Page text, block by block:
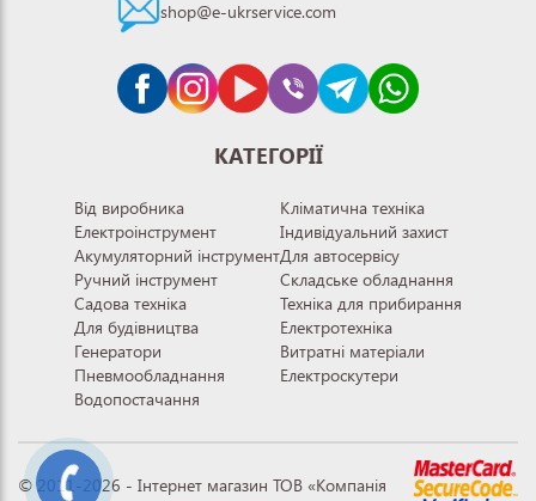
shop@e-ukrservice.com
КАТЕГОРІЇ
Від виробника
Електроінструмент
Акумуляторний інструмент
Ручний інструмент
Садова техніка
Для будівництва
Генератори
Пневмообладнання
Водопостачання
Кліматична техніка
Індивідуальний захист
Для автосервісу
Складське обладнання
Техніка для прибирання
Електротехніка
Витратні матеріали
Електроскутери
© 2011-2026 - Інтернет магазин ТОВ «Компанія